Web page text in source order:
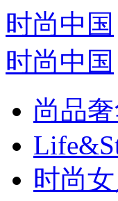
时尚中国
时尚中国
尚品
时尚女